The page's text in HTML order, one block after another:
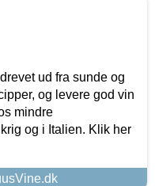
ud fra sunde og
og levere god vin
mindre
og i Italien. Klik her